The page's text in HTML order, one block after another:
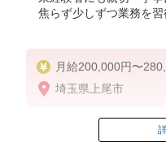
焦らず少しずつ業務を習
月給200,000円〜
（経験・能力考慮）
想定年収は【月給
出しています。
埼玉県上尾市